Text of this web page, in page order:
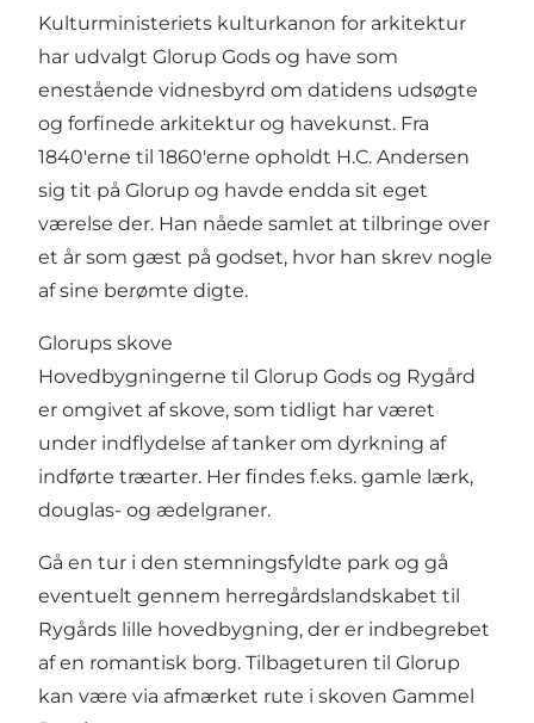
Kulturministeriets kulturkanon for arkitektur
har udvalgt Glorup Gods og have som
enestående vidnesbyrd om datidens udsøgte
og forfinede arkitektur og havekunst. Fra
1840'erne til 1860'erne opholdt H.C. Andersen
sig tit på Glorup og havde endda sit eget
værelse der. Han nåede samlet at tilbringe over
et år som gæst på godset, hvor han skrev nogle
af sine berømte digte.
Glorups skove
Hovedbygningerne til Glorup Gods og Rygård
er omgivet af skove, som tidligt har været
under indflydelse af tanker om dyrkning af
indførte træarter. Her findes f.eks. gamle lærk,
douglas- og ædelgraner.
Gå en tur i den stemningsfyldte park og gå
eventuelt gennem herregårdslandskabet til
Rygårds lille hovedbygning, der er indbegrebet
af en romantisk borg. Tilbageturen til Glorup
kan være via afmærket rute i skoven Gammel